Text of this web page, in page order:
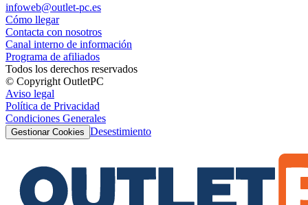
infoweb@outlet-pc.es
Cómo llegar
Contacta con nosotros
Canal interno de información
Programa de afiliados
Todos los derechos reservados
© Copyright OutletPC
Aviso legal
Política de Privacidad
Condiciones Generales
Gestionar Cookies Desestimiento